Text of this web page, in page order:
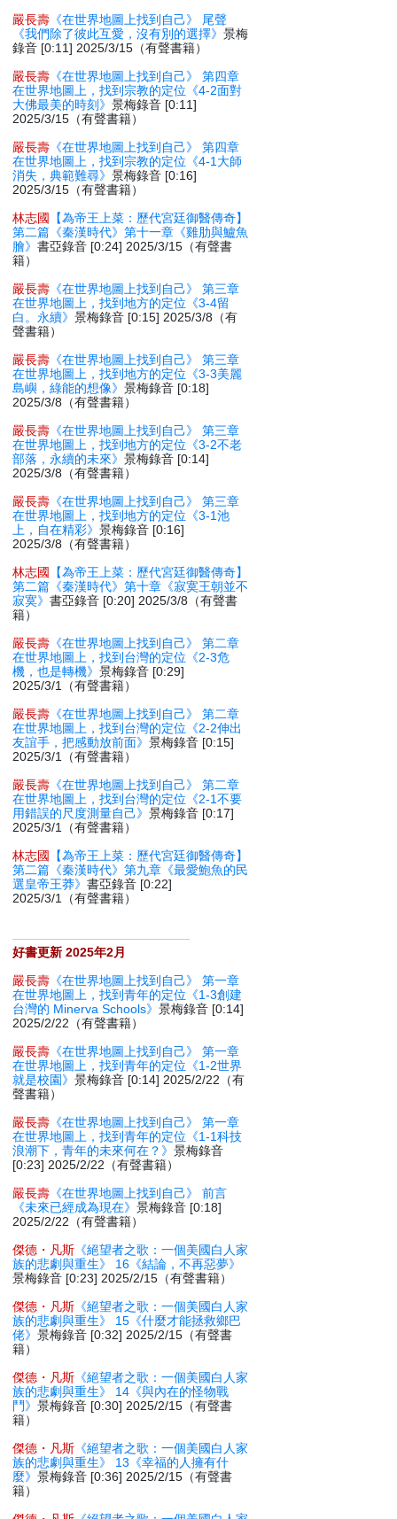
嚴長壽 《在世界地圖上找到自己》 尾聲
《我們除了彼此互愛，沒有別的選擇》景梅
錄音 [0:11] 2025/3/15（有聲書籍）
嚴長壽 《在世界地圖上找到自己》 第四章
在世界地圖上，找到宗教的定位《4-2面對
大佛最美的時刻》景梅錄音 [0:11]
2025/3/15（有聲書籍）
嚴長壽 《在世界地圖上找到自己》 第四章
在世界地圖上，找到宗教的定位《4-1大師
消失，典範難尋》景梅錄音 [0:16]
2025/3/15（有聲書籍）
林志國
【為帝王上菜：歷代宮廷御醫傳奇】
第二篇《秦漢時代》第十一章《雞肋與鱸魚
膾》書亞錄音 [0:24] 2025/3/15（有聲書
籍）
嚴長壽 《在世界地圖上找到自己》 第三章
在世界地圖上，找到地方的定位《3-4留
白。永續》景梅錄音 [0:15] 2025/3/8（有
聲書籍）
嚴長壽 《在世界地圖上找到自己》 第三章
在世界地圖上，找到地方的定位《3-3美麗
島嶼，綠能的想像》景梅錄音 [0:18]
2025/3/8（有聲書籍）
嚴長壽 《在世界地圖上找到自己》 第三章
在世界地圖上，找到地方的定位《3-2不老
部落，永續的未來》景梅錄音 [0:14]
2025/3/8（有聲書籍）
嚴長壽 《在世界地圖上找到自己》 第三章
在世界地圖上，找到地方的定位《3-1池
上，自在精彩》景梅錄音 [0:16]
2025/3/8（有聲書籍）
林志國
【為帝王上菜：歷代宮廷御醫傳奇】
第二篇《秦漢時代》第十章《寂寞王朝並不
寂寞》書亞錄音 [0:20] 2025/3/8（有聲書
籍）
嚴長壽 《在世界地圖上找到自己》 第二章
在世界地圖上，找到台灣的定位《2-3危
機，也是轉機》景梅錄音 [0:29]
2025/3/1（有聲書籍）
嚴長壽 《在世界地圖上找到自己》 第二章
在世界地圖上，找到台灣的定位《2-2伸出
友誼手，把感動放前面》景梅錄音 [0:15]
2025/3/1（有聲書籍）
嚴長壽 《在世界地圖上找到自己》 第二章
在世界地圖上，找到台灣的定位《2-1不要
用錯誤的尺度測量自己》景梅錄音 [0:17]
2025/3/1（有聲書籍）
林志國
【為帝王上菜：歷代宮廷御醫傳奇】
第二篇《秦漢時代》第九章《最愛鮑魚的民
選皇帝王莽》書亞錄音 [0:22]
2025/3/1（有聲書籍）
好書更新 2025年2月
嚴長壽 《在世界地圖上找到自己》 第一章
在世界地圖上，找到青年的定位《1-3創建
台灣的 Minerva Schools》景梅錄音 [0:14]
2025/2/22（有聲書籍）
嚴長壽 《在世界地圖上找到自己》 第一章
在世界地圖上，找到青年的定位《1-2世界
就是校園》景梅錄音 [0:14] 2025/2/22（有
聲書籍）
嚴長壽 《在世界地圖上找到自己》 第一章
在世界地圖上，找到青年的定位《1-1科技
浪潮下，青年的未來何在？》景梅錄音
[0:23] 2025/2/22（有聲書籍）
嚴長壽 《在世界地圖上找到自己》 前言
《未來已經成為現在》景梅錄音 [0:18]
2025/2/22（有聲書籍）
傑德・凡斯 《絕望者之歌：一個美國白人家
族的悲劇與重生》 16《結論，不再惡夢》
景梅錄音 [0:23] 2025/2/15（有聲書籍）
傑德・凡斯 《絕望者之歌：一個美國白人家
族的悲劇與重生》 15《什麼才能拯救鄉巴
佬》景梅錄音 [0:32] 2025/2/15（有聲書
籍）
傑德・凡斯 《絕望者之歌：一個美國白人家
族的悲劇與重生》 14《與內在的怪物戰
鬥》景梅錄音 [0:30] 2025/2/15（有聲書
籍）
傑德・凡斯 《絕望者之歌：一個美國白人家
族的悲劇與重生》 13《幸福的人擁有什
麼》景梅錄音 [0:36] 2025/2/15（有聲書
籍）